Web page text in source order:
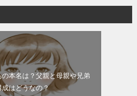
本名は？父親と母親や兄弟
成はどうなの？